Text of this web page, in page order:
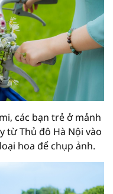
các bạn trẻ ở mảnh
từ Thủ đô Hà Nội vào
hoa để chụp ảnh.